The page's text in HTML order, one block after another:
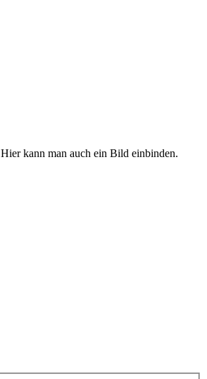
Hier kann man auch ein Bild einbinden.